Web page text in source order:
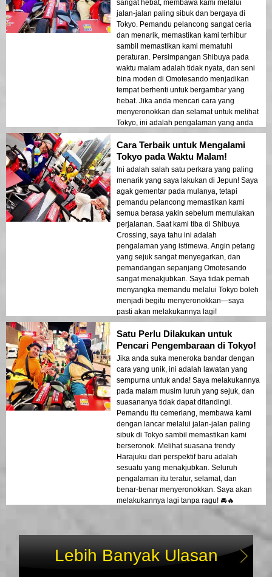
sangat hebat, membawa kami melalui
jalan-jalan paling sibuk dan bergaya di
Tokyo. Pemandu pelancong sangat ceria
dan menarik, memastikan kami terhibur
sambil memastikan kami mematuhi
peraturan. Persimpangan Shibuya pada
waktu malam adalah tidak nyata, dan seni
bina moden di Omotesando menjadikan
tempat berhenti untuk bergambar yang
hebat. Jika anda mencari cara yang
menyeronokkan dan selamat untuk melihat
Tokyo, ini adalah pengalaman yang anda
tidak mahu lepaskan!
Cara Terbaik untuk Mengalami
Tokyo pada Waktu Malam!
Ini adalah salah satu perkara yang paling
menarik yang saya lakukan di Jepun! Saya
agak gementar pada mulanya, tetapi
pemandu pelancong memastikan kami
semua berasa yakin sebelum memulakan
perjalanan. Saat kami tiba di Shibuya
Crossing, saya tahu ini adalah
pengalaman yang istimewa. Angin petang
yang sejuk sangat menyegarkan, dan
pemandangan sepanjang Omotesando
sangat menakjubkan. Saya tidak pernah
menyangka memandu melalui Tokyo boleh
menjadi begitu menyeronokkan—saya
pasti akan melakukannya lagi!
Satu Perlu Dilakukan untuk
Pencari Pengembaraan di Tokyo!
Jika anda suka meneroka bandar dengan
cara yang unik, ini adalah lawatan yang
sempurna untuk anda! Saya melakukannya
pada malam musim luruh yang sejuk, dan
suasananya tidak dapat ditandingi.
Pemandu itu cemerlang, membawa kami
dengan lancar melalui jalan-jalan paling
sibuk di Tokyo sambil memastikan kami
berseronok. Melihat suasana trendy
Harajuku dari perspektif baru adalah
sesuatu yang menakjubkan. Seluruh
pengalaman itu teratur, selamat, dan
benar-benar menyeronokkan. Saya akan
melakukannya lagi tanpa ragu! 🚘🔥
Lebih Banyak Ulasan